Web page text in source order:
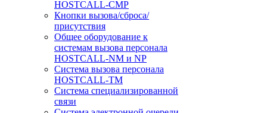
HOSTCALL-CMP
Кнопки вызова/сброса/
присутствия
Общее оборудование к
системам вызова персонала
HOSTCALL-NM и NP
Система вызова персонала
HOSTCALL-TM
Система специализированной
связи